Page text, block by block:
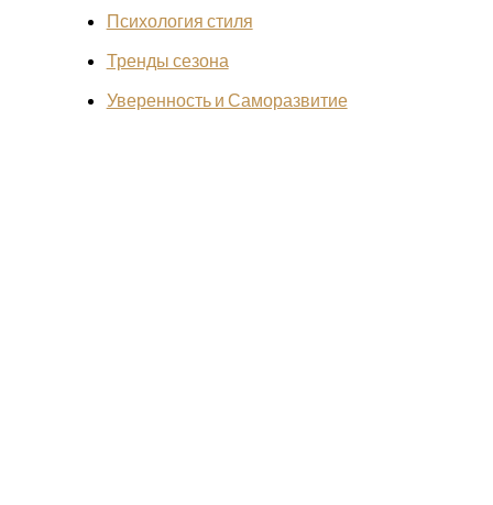
Психология стиля
Тренды сезона
Уверенность и Саморазвитие